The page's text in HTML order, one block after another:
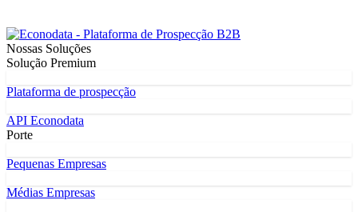
Nossas Soluções
Solução Premium
Plataforma de prospecção
API Econodata
Porte
Pequenas Empresas
Médias Empresas